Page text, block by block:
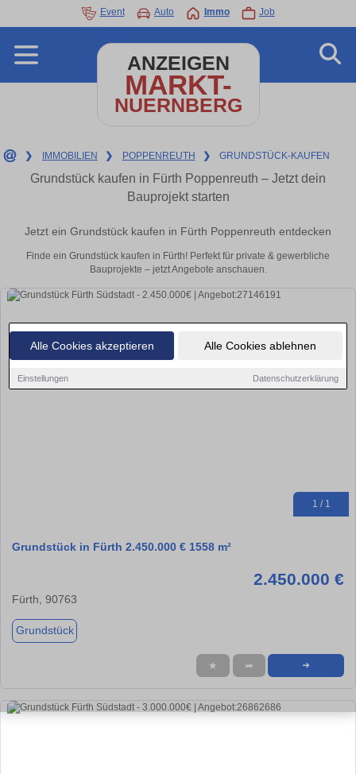
Alle Cookies akzeptieren Alle Cookies ablehnen
Einstellungen Datenschutzerklärung
Event Auto Immo Job
ANZEIGEN
MARKT-
NUERNBERG
❯ IMMOBILIEN ❯ POPPENREUTH ❯ GRUNDSTÜCK-KAUFEN
Grundstück kaufen in Fürth Poppenreuth – Jetzt dein
Bauprojekt starten
Jetzt ein Grundstück kaufen in Fürth Poppenreuth entdecken
Finde ein Grundstück kaufen in Fürth! Perfekt für private & gewerbliche
Bauprojekte – jetzt Angebote anschauen.
1 / 1
Grundstück in Fürth 2.450.000 € 1558 m²
2.450.000 €
Fürth, 90763
Grundstück
★ ➦ ➜